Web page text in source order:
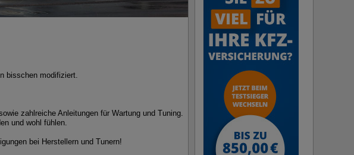
bisschen modifiziert.
zahlreiche Anleitungen für Wartung und Tuning.
und wohl fühlen.
bei Herstellern und Tunern!